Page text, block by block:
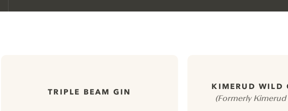
TRIPLE BEAM GIN
KIMERUD WILD
(Formerly